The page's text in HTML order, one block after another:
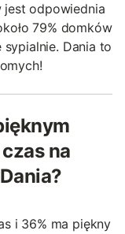
jest odpowiednia
79% domków
Dania to
na
i 36% ma piękny